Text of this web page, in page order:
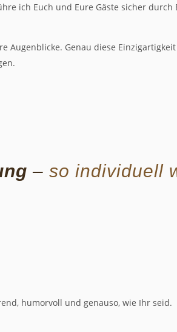
ich Euch und Eure Gäste sicher durch
Augenblicke. Genau diese
– so individuell
humorvoll und genauso, wie Ihr seid.